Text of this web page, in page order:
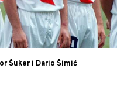
Šuker i Dario Šimić